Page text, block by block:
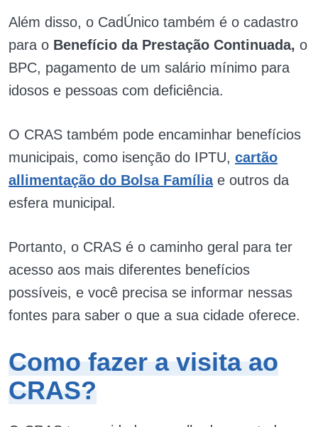
Além disso, o CadÚnico também é o cadastro
para o Benefício da Prestação Continuada, o
BPC, pagamento de um salário mínimo para
idosos e pessoas com deficiência.
O CRAS também pode encaminhar benefícios
municipais, como isenção do IPTU, cartão
allimentação do Bolsa Famíliae outros da
esfera municipal.
Portanto, o CRAS é o caminho geral para ter
acesso aos mais diferentes benefícios
possíveis, e você precisa se informar nessas
fontes para saber o que a sua cidade oferece.
Como fazer a visita ao
CRAS?